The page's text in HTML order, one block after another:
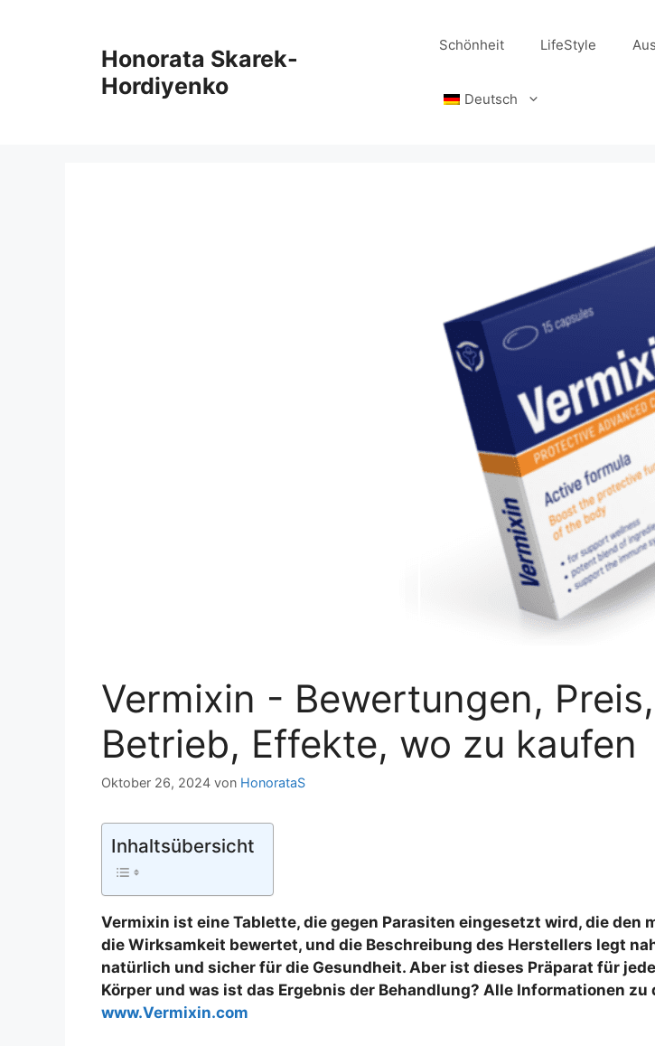
Honorata Skarek-
Hordiyenko
Schönheit LifeStyle
Deutsch
Vermixin - Bewertungen,
Betrieb, Effekte, wo zu kaufen
Oktober 26, 2024 von HonorataS
Inhaltsübersicht
Vermixin ist eine Tablette, die gegen Parasiten eingesetzt wird, die den
die Wirksamkeit bewertet, und die Beschreibung des Herstellers legt
natürlich und sicher für die Gesundheit. Aber ist dieses Präparat für
Körper und was ist das Ergebnis der Behandlung? Alle Informationen
www.Vermixin.com